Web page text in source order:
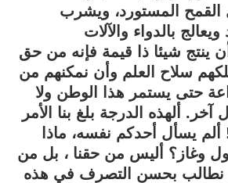
القمح المستورد، ويشرب
بالدواء والآلات
ينتج شيئا ذا قيمة فإنه من حق
نملكهم سلاح العلم وأن نمكنهم من
حتى يستمر هذا الوطن ولا
ألهذه الدرجة بلغ بنا الأمر
يسأل أحدكم نفسه، ماذا
وغاز؟ أليس من حقنا ، بل من
نطالب بحسن التصرف في هذه